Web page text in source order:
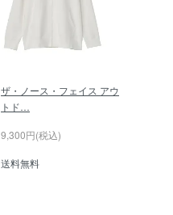
ザ・ノース・フェイス アウ
トド…
9,300円(税込)
送料無料